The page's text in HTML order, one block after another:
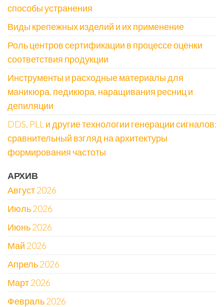
способы устранения
Виды крепежных изделий и их применение
Роль центров сертификации в процессе оценки
соответствия продукции
Инструменты и расходные материалы для
маникюра, педикюра, наращивания ресниц и
депиляции
DDS, PLL и другие технологии генерации сигналов:
сравнительный взгляд на архитектуры
формирования частоты
АРХИВ
Август 2026
Июль 2026
Июнь 2026
Май 2026
Апрель 2026
Март 2026
Февраль 2026